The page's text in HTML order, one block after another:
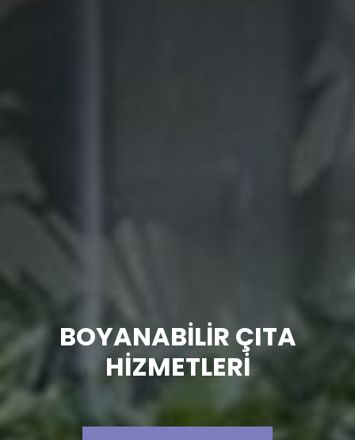
BOYANABİLİR ÇITA
HİZMETLERİ